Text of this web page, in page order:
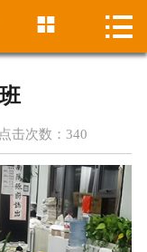
 首页
最新资讯
招生简章
 
击次数： 340